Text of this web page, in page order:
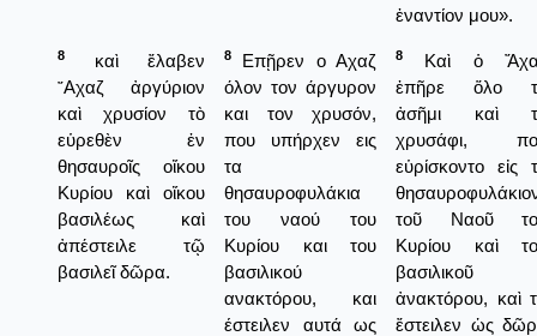
ἐναντίον μου».
8
καὶ ἔλαβεν
῎Αχαζ ἀργύριον
καὶ χρυσίον τὸ
εὑρεθὲν ἐν
θησαυροῖς οἴκου
Κυρίου καὶ οἴκου
βασιλέως καὶ
ἀπέστειλε τῷ
βασιλεῖ δῶρα.
8
Επῇρεν ο Αχαζ
όλον τον άργυρον
και τον χρυσόν,
που υπήρχεν εις
τα
θησαυροφυλάκια
του ναού του
Κυρίου και του
βασιλικού
ανακτόρου, και
έστειλεν αυτά ως
8
Καὶ ὁ
ἐπῆρε ὅλο
ἀσῆμι καὶ
χρυσάφι,
εὑρίσκοντο εἰς
τοῦ Ναοῦ
Κυρίου καὶ
βασιλικοῦ
ἀνακτόρου, καὶ
ἔστειλεν ὡς